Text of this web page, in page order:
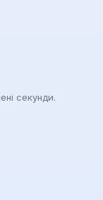
секунди.